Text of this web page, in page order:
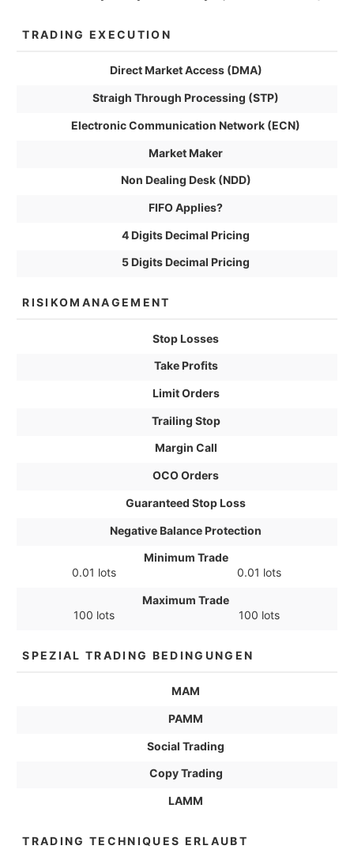
TRADING EXECUTION
Direct Market Access (DMA)
Straigh Through Processing (STP)
Electronic Communication Network (ECN)
Market Maker
Non Dealing Desk (NDD)
FIFO Applies?
4 Digits Decimal Pricing
5 Digits Decimal Pricing
RISIKOMANAGEMENT
Stop Losses
Take Profits
Limit Orders
Trailing Stop
Margin Call
OCO Orders
Guaranteed Stop Loss
Negative Balance Protection
Minimum Trade
0.01 lots
0.01 lots
Maximum Trade
100 lots
100 lots
SPEZIAL TRADING BEDINGUNGEN
MAM
PAMM
Social Trading
Copy Trading
LAMM
TRADING TECHNIQUES ERLAUBT